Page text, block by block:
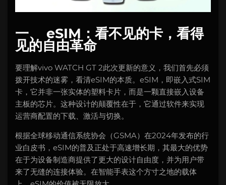
一、 eSIM：看不见的卡，看得
见的自由革命
要理解vivo WATCH GT 2此次更新的意义，我们首先必须
拨开技术的迷雾，看清eSIM的本质。eSIM，即嵌入式SIM
卡，它并非一张实体的塑料卡片，而是一颗直接嵌入设备
主板的芯片。这种设计的颠覆性在于，它通过软件来实现
运营商配置的下载、激活与切换。
根据全球移动通信系统协会（GSMA）在2024年发布的行
业白皮书，eSIM的普及正处于高速增长期，其最大的优势
在于为设备制造商提供了更大的设计自由度，并为用户带
来了无缝的连接体验。在智能手表这个方寸之地的载体